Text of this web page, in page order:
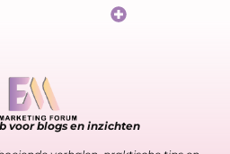
voor blogs en inzichten